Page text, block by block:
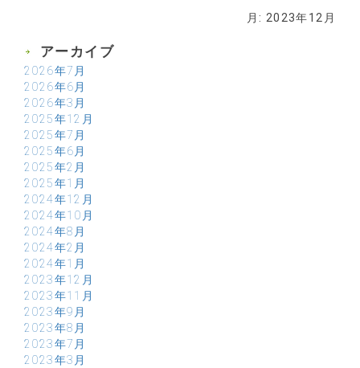
月: 2023年12月
アーカイブ
2026年7月
2026年6月
2026年3月
2025年12月
2025年7月
2025年6月
2025年2月
2025年1月
2024年12月
2024年10月
2024年8月
2024年2月
2024年1月
2023年12月
2023年11月
2023年9月
2023年8月
2023年7月
2023年3月